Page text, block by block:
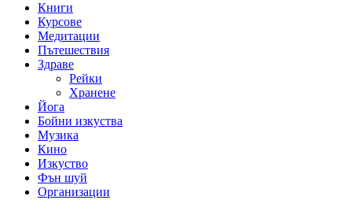
Книги
Курсове
Медитации
Пътешествия
Здраве
Рейки
Хранене
Йога
Бойни изкуства
Музика
Кино
Изкуство
Фън шуй
Организации